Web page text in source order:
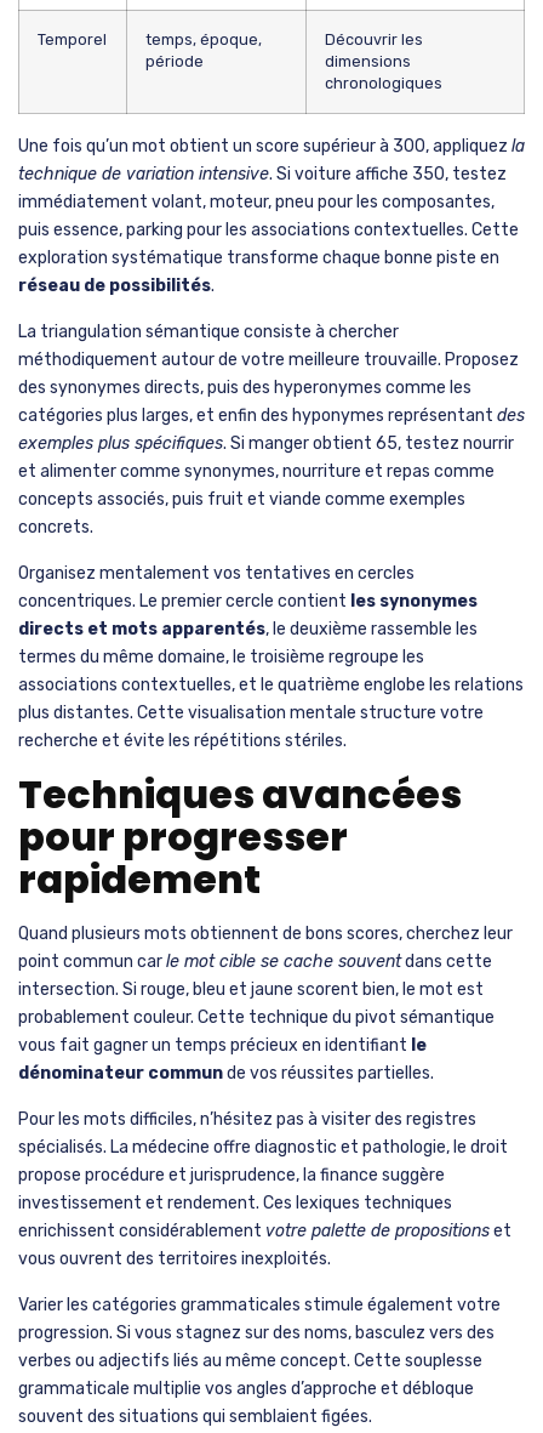
Les règles imposent que le mot secret soit toujours un nom ou
adjectif masculin singulier. Les verbes conjugués, les formes
féminines ou plurielles sont systématiquement rejetés. Cette
contrainte grammaticale oriente déjà vos recherches et vous
évite de perdre du temps sur des pistes invalides. Les accents
doivent être respectés scrupuleusement pour que votre
proposition soit acceptée.
Interpréter correctement les scores constitue la clé de votre
progression. Un score inférieur à 20 indique qu’il faut changer
radicalement de direction. Entre 50 et 89, vous avez identifié le
bon univers conceptuel. Au-delà de 90, vous tournez autour du
pot et devez affiner avec des synonymes proches ou
de la même famille. Cette graduation vous guide
méthodiquement vers la solution.
Stratégies d’ouverture
et progression
méthodique
Débuter avec des mots génériques représentela méthode la
pour identifier rapidement le domaine
sémantique. Testez d’abord des thèmes larges comme nature,
science, art ou politique. Ces termes panoramiques vous
donnent une première orientation précieuse sans vous enfermer
prématurément dans un champ lexical trop étroit.